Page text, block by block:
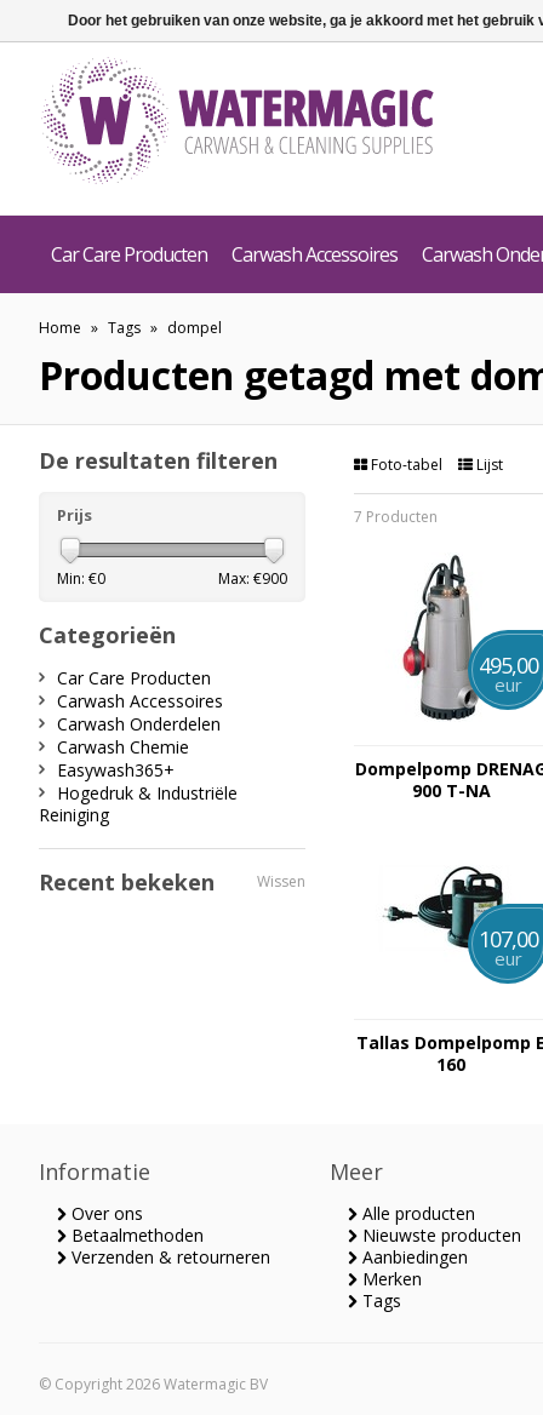
Car Care Producten Carwash Accessoires Carwash
Home » Tags » dompel
Producten getagd met
Foto-tabel Lijst
7 Producten
495,00
eur
Dompelpomp
900 T-NA
107,00
eur
Tallas Dompelpomp
160
De resultaten filteren
Prijs
Min: €0 Max: €900
Categorieën
Car Care Producten
Carwash Accessoires
Carwash Onderdelen
Carwash Chemie
Easywash365+
Hogedruk & Industriële
Reiniging
Recent bekeken Wissen
Informatie
Over ons
Betaalmethoden
Verzenden & retourneren
Meer
Alle producten
Nieuwste producten
Aanbiedingen
Merken
Tags
© Copyright 2026 Watermagic BV
Door het gebruiken van onze website, ga je akkoord met het